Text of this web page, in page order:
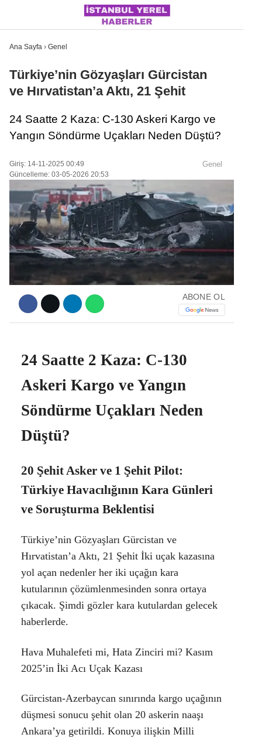
WhatsApp İhbar Hattı
Facebook
Youtube
İSTANBUL
ÜLKE GÜNDEMI
MAGAZIN
POLITIKA
SAĞLIK
SOSYAL MEDYA
SPOR
DÜNYA
Ana Sayfa › Genel
Türkiye’nin Gözyaşları Gürcistan
ve Hırvatistan’a Aktı, 21 Şehit
24 Saatte 2 Kaza: C-130 Askeri Kargo ve
Yangın Söndürme Uçakları Neden Düştü?
Giriş: 14-11-2025 00:49
Güncelleme: 03-05-2026 20:53
Genel
ABONE OL
24 Saatte 2 Kaza: C-130
Askeri Kargo ve Yangın
Söndürme Uçakları Neden
Düştü?
20 Şehit Asker ve 1 Şehit Pilot:
Türkiye Havacılığının Kara Günleri
ve Soruşturma Beklentisi
Türkiye’nin Gözyaşları Gürcistan ve
Hırvatistan’a Aktı, 21 Şehit İki uçak kazasına
yol açan nedenler her iki uçağın kara
kutularının çözümlenmesinden sonra ortaya
çıkacak. Şimdi gözler kara kutulardan gelecek
haberlerde.
Hava Muhalefeti mi, Hata Zinciri mi? Kasım
2025’in İki Acı Uçak Kazası
Gürcistan-Azerbaycan sınırında kargo uçağının
düşmesi sonucu şehit olan 20 askerin naaşı
Ankara’ya getirildi. Konuya ilişkin Milli